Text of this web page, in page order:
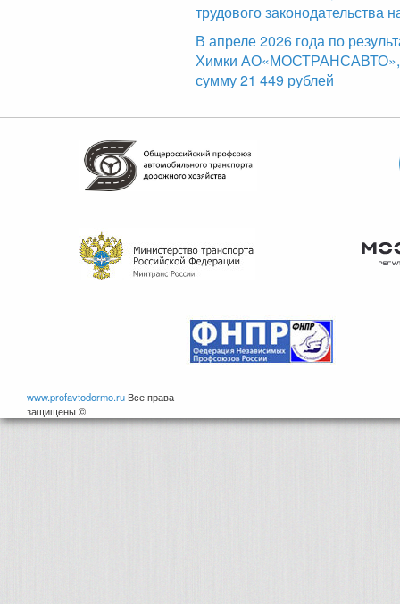
трудового
В апреле 2026 года по
Химки АО«МОСТРАНСАВТО»,
сумму 21 449 рублей
www.profavtodormo.ru Все права
защищены ©